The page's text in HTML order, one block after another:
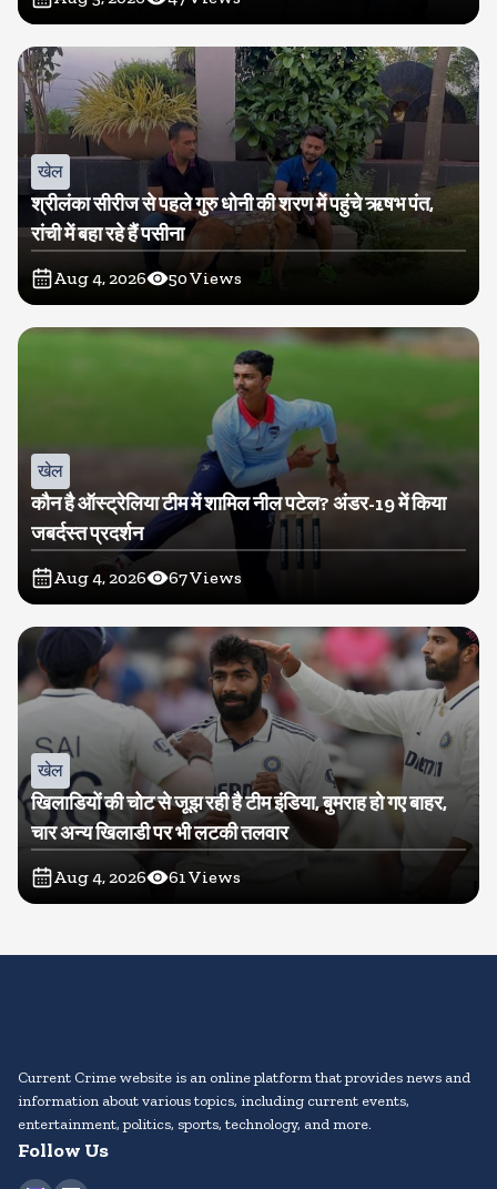
खेल
श्रीलंका सीरीज से पहले गुरु धोनी की शरण में पहुंचे ऋषभ पंत,
रांची में बहा रहे हैं पसीना
Aug 4, 2026 50Views
खेल
कौन है ऑस्ट्रेलिया टीम में शामिल नील पटेल? अंडर-19 में किया
जबर्दस्त प्रदर्शन
Aug 4, 2026 67Views
खेल
खिलाडियों की चोट से जूझ रही है टीम इंडिया, बुमराह हो गए बाहर,
चार अन्य खिलाडी पर भी लटकी तलवार
Aug 4, 2026 61Views
Current Crime website is an online platform that provides news and
information about various topics, including current events,
entertainment, politics, sports, technology, and more.
Follow Us